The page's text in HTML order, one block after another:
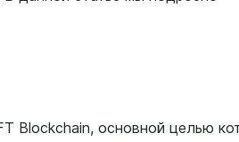
Blockchain, основной целью